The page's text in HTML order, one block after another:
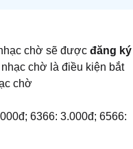
chờ sẽ được đăng ký
chờ là điều kiện bắt
chờ
6366: 3.000đ; 6566: